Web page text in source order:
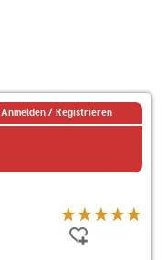
Anmelden / Registrieren